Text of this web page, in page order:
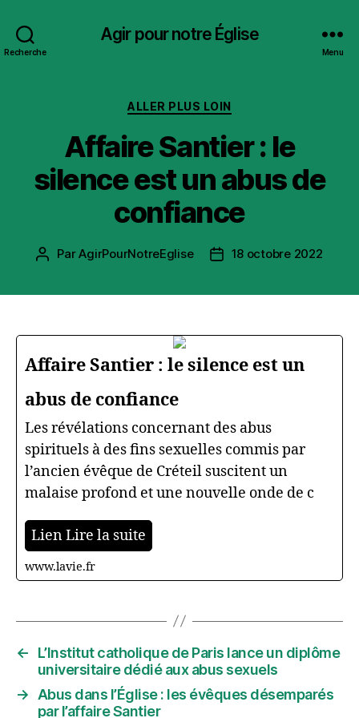
Recherche
Agir pour notre Église
Menu
Catégories
ALLER PLUS LOIN
Affaire Santier : le
silence est un abus de
confiance
Auteur
ParAgirPourNotreEglise
Date18 octobre 2022
Affaire Santier : le silence est un
abus de confiance
Les révélations concernant des abus
spirituels à des fins sexuelles commis par
l’ancien évêque de Créteil suscitent un
malaise profond et une nouvelle onde de c
Lien Lire la suite
www.lavie.fr
←
L’Institut catholique de Paris lance un diplôme
universitaire dédié aux abus sexuels
→ Abus dans l’Église : les évêques désemparés
par l’affaire Santier